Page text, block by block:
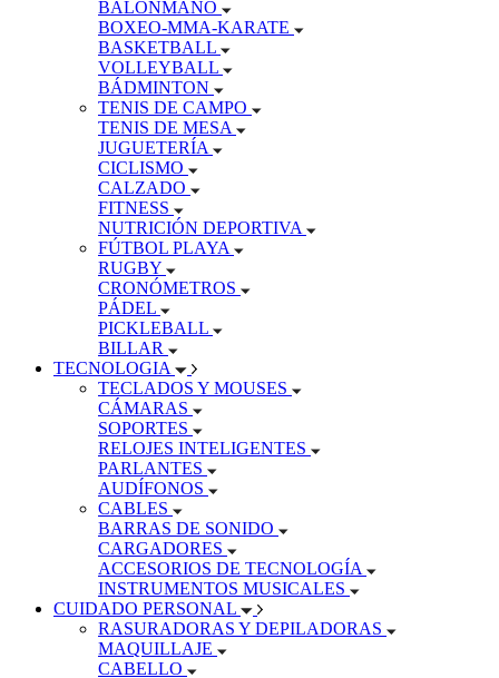
BALONMANO
BOXEO-MMA-KARATE
BASKETBALL
VOLLEYBALL
BÁDMINTON
TENIS DE CAMPO
TENIS DE MESA
JUGUETERÍA
CICLISMO
CALZADO
FITNESS
NUTRICIÓN DEPORTIVA
FÚTBOL PLAYA
RUGBY
CRONÓMETROS
PÁDEL
PICKLEBALL
BILLAR
TECNOLOGIA
TECLADOS Y MOUSES
CÁMARAS
SOPORTES
RELOJES INTELIGENTES
PARLANTES
AUDÍFONOS
CABLES
BARRAS DE SONIDO
CARGADORES
ACCESORIOS DE TECNOLOGÍA
INSTRUMENTOS MUSICALES
CUIDADO PERSONAL
RASURADORAS Y DEPILADORAS
MAQUILLAJE
CABELLO